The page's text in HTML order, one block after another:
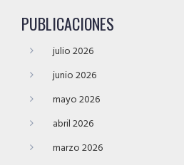
PUBLICACIONES
julio 2026
junio 2026
mayo 2026
abril 2026
marzo 2026